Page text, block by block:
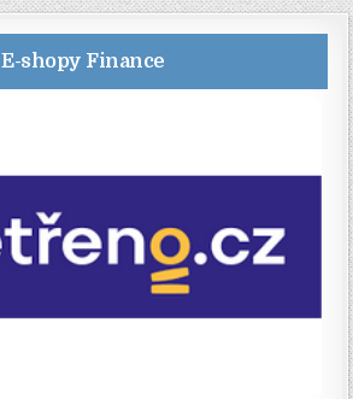
E-shopy Finance